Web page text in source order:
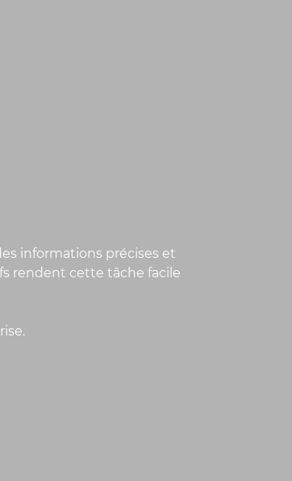
informations précises et
rendent cette tâche facile